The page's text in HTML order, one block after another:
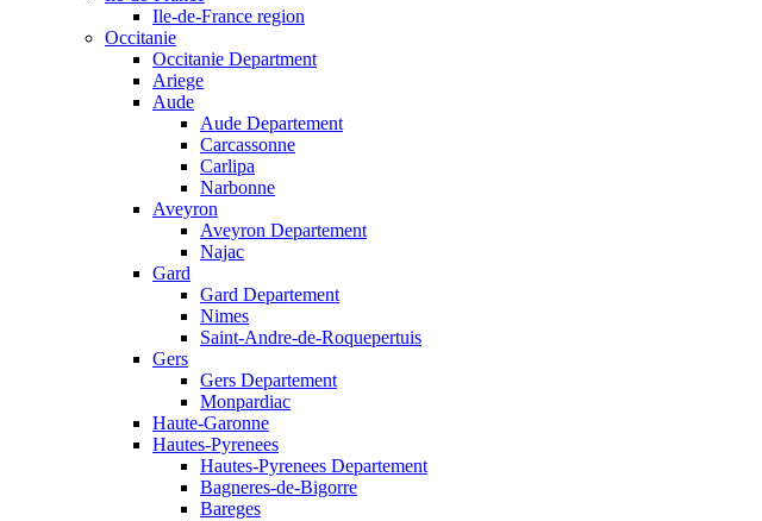
Ile-de-France region
Occitanie
Occitanie Department
Ariege
Aude
Aude Departement
Carcassonne
Carlipa
Narbonne
Aveyron
Aveyron Departement
Najac
Gard
Gard Departement
Nimes
Saint-Andre-de-Roquepertuis
Gers
Gers Departement
Monpardiac
Haute-Garonne
Hautes-Pyrenees
Hautes-Pyrenees Departement
Bagneres-de-Bigorre
Bareges